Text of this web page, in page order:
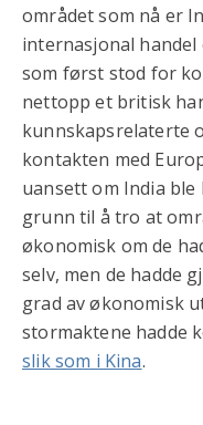
området som nå er
internasjonal handel
som først stod for
nettopp et britisk
kunnskapsrelaterte
kontakten med
uansett om India
grunn til å tro at
økonomisk om de
selv, men de hadde
grad av økonomisk
stormaktene hadde
slik som i Kina.